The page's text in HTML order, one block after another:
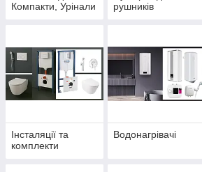
Компакти, Урінали
рушників
Інсталяції та
комплекти
Водонагрівачі